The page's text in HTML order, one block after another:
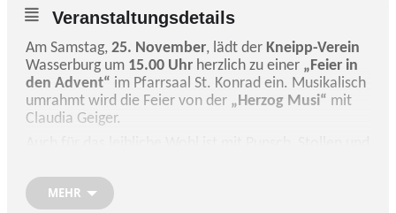
Veranstaltungsdetails
Am Samstag, 25. November, lädt der Kneipp-Verein
Wasserburg um 15.00 Uhr herzlich zu einer „Feier in
den Advent“ im Pfarrsaal St. Konrad ein. Musikalisch
umrahmt wird die Feier von der „Herzog Musi“ mit
Claudia Geiger.
MEHR